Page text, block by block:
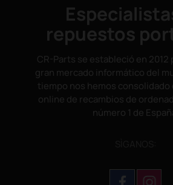
repuestos
CR-Parts se estableció en 2012
gran mercado informático del
tiempo nos hemos consolidado
online de recambios de
número 1 de